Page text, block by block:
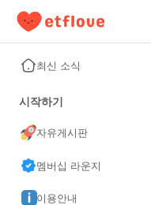
최신 소식
시작하기
자유게시판
멤버십 라운지
이용안내